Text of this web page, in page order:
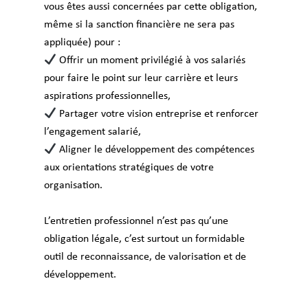
vous êtes aussi concernées par cette obligation,
même si la sanction financière ne sera pas
appliquée) pour :
Offrir un moment privilégié à vos salariés
pour faire le point sur leur carrière et leurs
aspirations professionnelles,
Partager votre vision entreprise et renforcer
l’engagement salarié,
Aligner le développement des compétences
aux orientations stratégiques de votre
organisation.
L’entretien professionnel n’est pas qu’une
obligation légale, c’est surtout un formidable
outil de reconnaissance, de valorisation et de
développement.